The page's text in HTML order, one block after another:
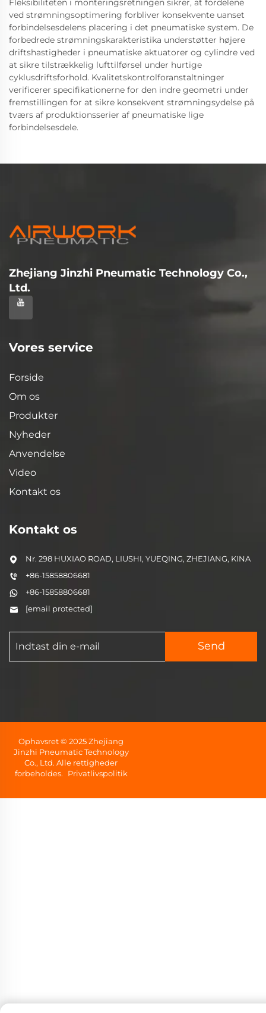
Fleksibiliteten i monteringsretningen sikrer, at fordelene
ved strømningsoptimering forbliver konsekvente uanset
forbindelsesdelens placering i det pneumatiske system. De
forbedrede strømningskarakteristika understøtter højere
driftshastigheder i pneumatiske aktuatorer og cylindre ved
at sikre tilstrækkelig lufttilførsel under hurtige
cyklusdriftsforhold. Kvalitetskontrolforanstaltninger
verificerer specifikationerne for den indre geometri under
fremstillingen for at sikre konsekvent strømningsydelse på
tværs af produktionsserier af pneumatiske lige
forbindelsesdele.
Zhejiang Jinzhi Pneumatic Technology Co.,
Ltd.
Vores service
Forside
Om os
Produkter
Nyheder
Anvendelse
Video
Kontakt os
Kontakt os
Nr. 298 HUXIAO ROAD, LIUSHI, YUEQING, ZHEJIANG, KINA
+86-15858806681
+86-15858806681
[email protected]
Send
Ophavsret © 2025 Zhejiang
Jinzhi Pneumatic Technology
Co., Ltd. Alle rettigheder
forbeholdes.
Privatlivspolitik